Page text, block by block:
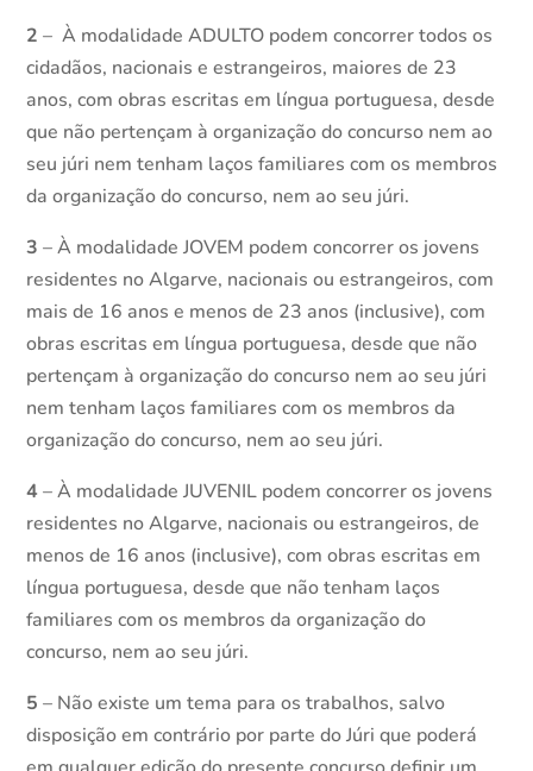
2 – À modalidade ADULTO podem concorrer todos os
cidadãos, nacionais e estrangeiros, maiores de 23
anos, com obras escritas em língua portuguesa, desde
que não pertençam à organização do concurso nem ao
seu júri nem tenham laços familiares com os membros
da organização do concurso, nem ao seu júri.
3 – À modalidade JOVEM podem concorrer os jovens
residentes no Algarve, nacionais ou estrangeiros, com
mais de 16 anos e menos de 23 anos (inclusive), com
obras escritas em língua portuguesa, desde que não
pertençam à organização do concurso nem ao seu júri
nem tenham laços familiares com os membros da
organização do concurso, nem ao seu júri.
4 – À modalidade JUVENIL podem concorrer os jovens
residentes no Algarve, nacionais ou estrangeiros, de
menos de 16 anos (inclusive), com obras escritas em
língua portuguesa, desde que não tenham laços
familiares com os membros da organização do
concurso, nem ao seu júri.
5 – Não existe um tema para os trabalhos, salvo
disposição em contrário por parte do Júri que poderá